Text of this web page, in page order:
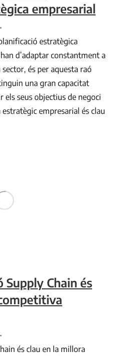
empresarial
estratègica
d’adaptar constantment a
és per aquesta raó
una gran capacitat
els seus objectius de negoci
empresarial és clau
Supply Chain és
és clau en la millora